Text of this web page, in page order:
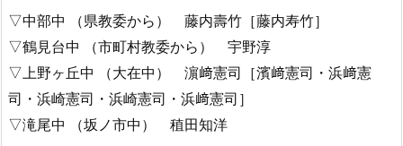
▽中部中 （県教委から） 藤内壽竹［藤内寿竹］
▽鶴見台中 （市町村教委から） 宇野淳
▽上野ヶ丘中 （大在中） 濵﨑憲司［濱﨑憲司・浜﨑憲
司・浜崎憲司・浜崎憲司・浜﨑憲司］
▽滝尾中 （坂ノ市中） 稙田知洋